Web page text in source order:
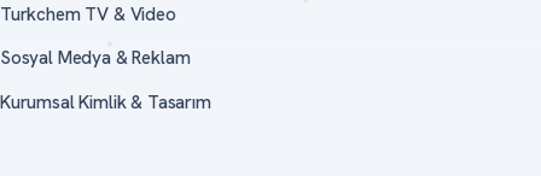
Turkchem TV & Video
Sosyal Medya & Reklam
Kurumsal Kimlik & Tasarım